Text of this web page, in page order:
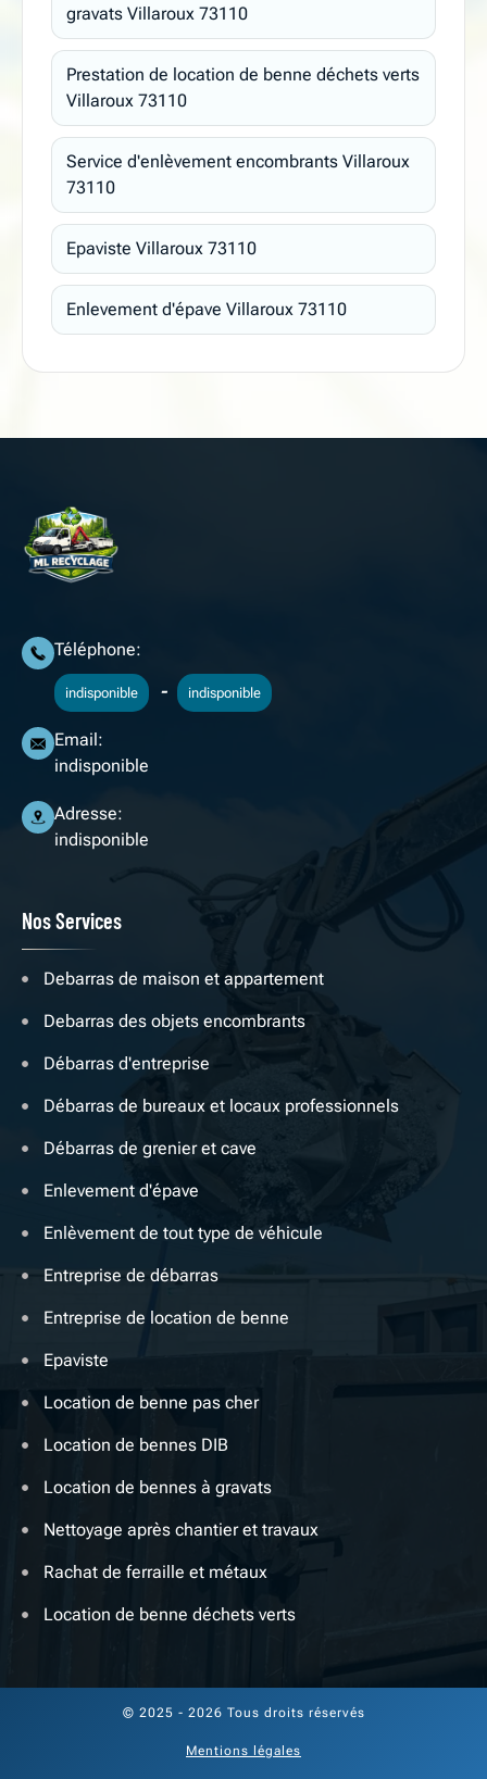
gravats Villaroux 73110
Prestation de location de benne déchets verts
Villaroux 73110
Service d'enlèvement encombrants Villaroux
73110
Epaviste Villaroux 73110
Enlevement d'épave Villaroux 73110
Téléphone:
indisponible - indisponible
Email:
indisponible
Adresse:
indisponible
Nos Services
Debarras de maison et appartement
Debarras des objets encombrants
Débarras d'entreprise
Débarras de bureaux et locaux professionnels
Débarras de grenier et cave
Enlevement d'épave
Enlèvement de tout type de véhicule
Entreprise de débarras
Entreprise de location de benne
Epaviste
Location de benne pas cher
Location de bennes DIB
Location de bennes à gravats
Nettoyage après chantier et travaux
Rachat de ferraille et métaux
Location de benne déchets verts
© 2025 - 2026 Tous droits réservés
Mentions légales